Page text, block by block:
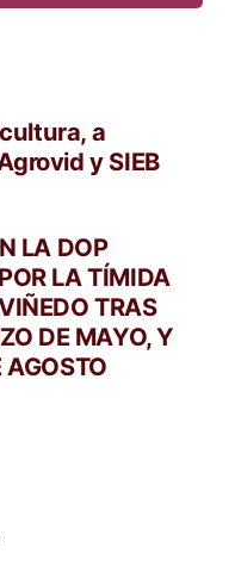
LA DOP
LA TÍMIDA
TRAS
DE MAYO, Y
AGOSTO
a
y SIEB